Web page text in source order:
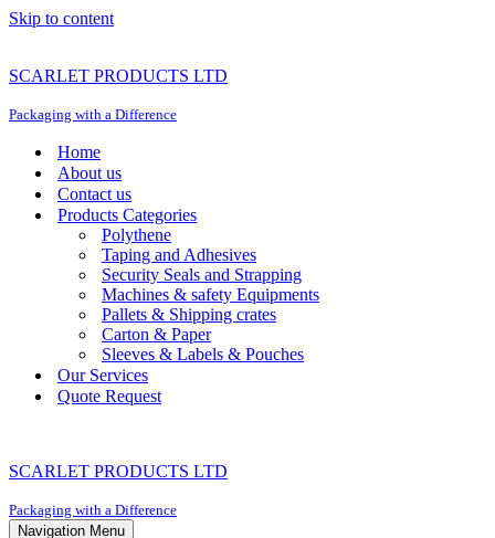
Skip to content
SCARLET PRODUCTS LTD
Packaging with a Difference
Home
About us
Contact us
Products Categories
Polythene
Taping and Adhesives
Security Seals and Strapping
Machines & safety Equipments
Pallets & Shipping crates
Carton & Paper
Sleeves & Labels & Pouches
Our Services
Quote Request
SCARLET PRODUCTS LTD
Packaging with a Difference
Navigation Menu